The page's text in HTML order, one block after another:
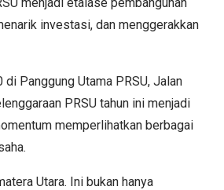
investasi, dan menggerakkan
Panggung Utama PRSU, Jalan
PRSU tahun ini menjadi
memperlihatkan berbagai
Utara. Ini bukan hanya